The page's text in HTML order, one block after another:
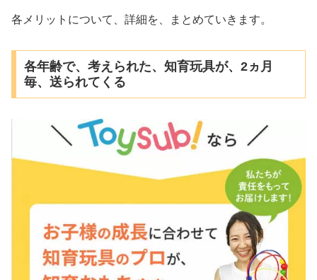
各メリットについて、詳細を、まとめていきます。
各年齢で、考えられた、知育玩具が、2ヵ月
毎、送られてくる